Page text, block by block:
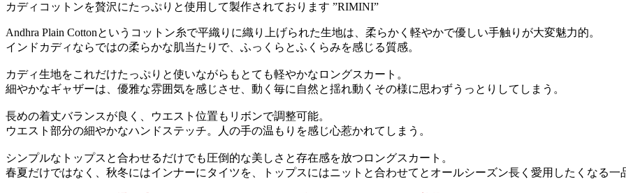
カディコットンを贅沢にたっぷりと使用して製作されております ”RIMINI”
Andhra Plain Cottonというコットン糸で平織りに織り上げられた生地は、柔らかく軽やかで優しい手触りが大変魅力的。
インドカディならではの柔らかな肌当たりで、ふっくらとふくらみを感じる質感。
カディ生地をこれだけたっぷりと使いながらもとても軽やかなロングスカート。
細やかなギャザーは、優雅な雰囲気を感じさせ、動く毎に自然と揺れ動くその様に思わずうっとりしてしまう。
長めの着丈バランスが良く、ウエスト位置もリボンで調整可能。
ウエスト部分の細やかなハンドステッチ。人の手の温もりを感じ心惹かれてしまう。
シンプルなトップスと合わせるだけでも圧倒的な美しさと存在感を放つロングスカート。
春夏だけではなく、秋冬にはインナーにタイツを、トップスにはニットと合わせてとオールシーズン長く愛用したくなる一